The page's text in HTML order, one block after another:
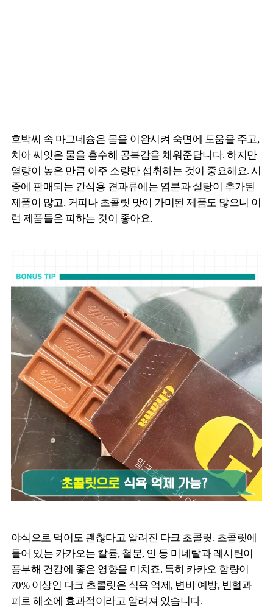
호박씨 속 마그네슘은 몸을 이완시켜 숙면에 도움을 주고,
치아 씨앗은 물을 흡수해 공복감을 채워준답니다. 하지만
열량이 높은 만큼 아주 소량만 섭취하는 것이 중요해요. 시
중에 판매되는 간식용 견과류에는 염분과 설탕이 추가된
제품이 많고, 커피나 초콜릿 맛이 가미된 제품도 많으니 이
런 제품들은 피하는 것이 좋아요.
야식으로 먹어도 괜찮다고 알려진 다크 초콜릿. 초콜릿에
들어 있는 카카오는 칼륨, 철분, 인 등 미네랄과 레시틴이
풍부해 건강에 좋은 영향을 미치죠. 특히 카카오 함량이
70% 이상인 다크 초콜릿은 식욕 억제, 변비 예방, 빈혈과
피로 해소에 효과적이라고 알려져 있습니다.